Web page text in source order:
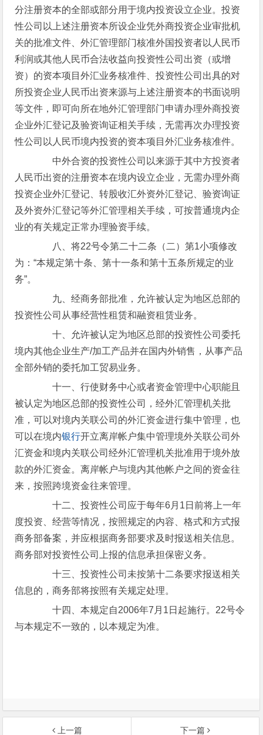
分注册资本的全部或部分用于境内投资设立企业。投资
性公司以上述注册资本所设企业凭外商投资企业审批机
关的批准文件、外汇管理部门核准外国投资者以人民币
利润或其他人民币合法收益向投资性公司出资（或增
资）的资本项目外汇业务核准件、投资性公司出具的对
所投资企业人民币出资来源与上述注册资本的书面说明
等文件，即可向所在地外汇管理部门申请办理外商投资
企业外汇登记及验资询证相关手续，无需再次办理投资
性公司以人民币境内投资的资本项目外汇业务核准件。
中外合资的投资性公司以来源于其中方投资者
人民币出资的注册资本在境内设立企业，无需办理外商
投资企业外汇登记、转股收汇外资外汇登记、验资询证
及外资外汇登记等外汇管理相关手续，可按普通境内企
业的有关规定正常办理验资手续。
八、将22号令第二十二条（二）第1小项修改
为：“本规定第十条、第十一条和第十五条所规定的业
务”。
九、经商务部批准，允许被认定为地区总部的
投资性公司从事经营性租赁和融资租赁业务。
十、允许被认定为地区总部的投资性公司委托
境内其他企业生产/加工产品并在国内外销售，从事产品
全部外销的委托加工贸易业务。
十一、行使财务中心或者资金管理中心职能且
被认定为地区总部的投资性公司，经外汇管理机关批
准，可以对境内关联公司的外汇资金进行集中管理，也
可以在境内银行开立离岸帐户集中管理境外关联公司外
汇资金和境内关联公司经外汇管理机关批准用于境外放
款的外汇资金。离岸帐户与境内其他帐户之间的资金往
来，按照跨境资金往来管理。
十二、投资性公司应于每年6月1日前将上一年
度投资、经营等情况，按照规定的内容、格式和方式报
商务部备案，并应根据商务部要求及时报送相关信息。
商务部对投资性公司上报的信息承担保密义务。
十三、投资性公司未按第十二条要求报送相关
信息的，商务部将按照有关规定处理。
十四、本规定自2006年7月1日起施行。22号令
与本规定不一致的，以本规定为准。
上一篇 下一篇